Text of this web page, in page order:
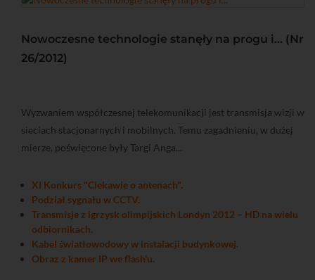
Nowoczesne technologie stanęły na progu i... (Nr
26/2012)
Wyzwaniem współczesnej telekomunikacji jest transmisja wizji w
sieciach stacjonarnych i mobilnych. Temu zagadnieniu, w dużej
mierze, poświęcone były Targi Anga...
XI Konkurs "Ciekawie o antenach".
Podział sygnału w CCTV.
Transmisje z igrzysk olimpijskich Londyn 2012 – HD na wielu
odbiornikach.
Kabel światłowodowy w instalacji budynkowej.
Obraz z kamer IP we flash'u.